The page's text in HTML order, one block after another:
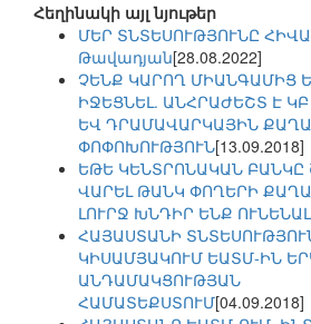
Հեղինակի այլ նյութեր
ՄԵՐ ՏՆՏԵՍՈՒԹՅՈՒՆԸ
Թավադյան[28.08.2022]
ՉԵՆՔ ԿԱՐՈՂ ՄԻԱՆԳԱՄԻՑ
ԻՋԵՑՆԵԼ. ԱՆՀՐԱԺԵՇՏ Է
ԵՎ ԴՐԱՄԱՎԱՐԿԱՅԻՆ
ՓՈՓՈԽՈՒԹՅՈՒՆ[13.09.2018]
ԵԹԵ ԿԵՆՏՐՈՆԱԿԱՆ ԲԱՆԿԸ
ՎԱՐԵԼ ԹԱՆԿ ՓՈՂԵՐԻ
ԼՈՒՐՋ ԽՆԴԻՐ ԵՆՔ
ՀԱՅԱՍՏԱՆԻ
ԿԻՍԱՄՅԱԿՈՒՄ ԵԱՏՄ-ԻՆ
ԱՆԴԱՄԱԿՑՈՒԹՅԱՆ
ՀԱՄԱՏԵՔՍՏՈՒՄ[04.09.2018]